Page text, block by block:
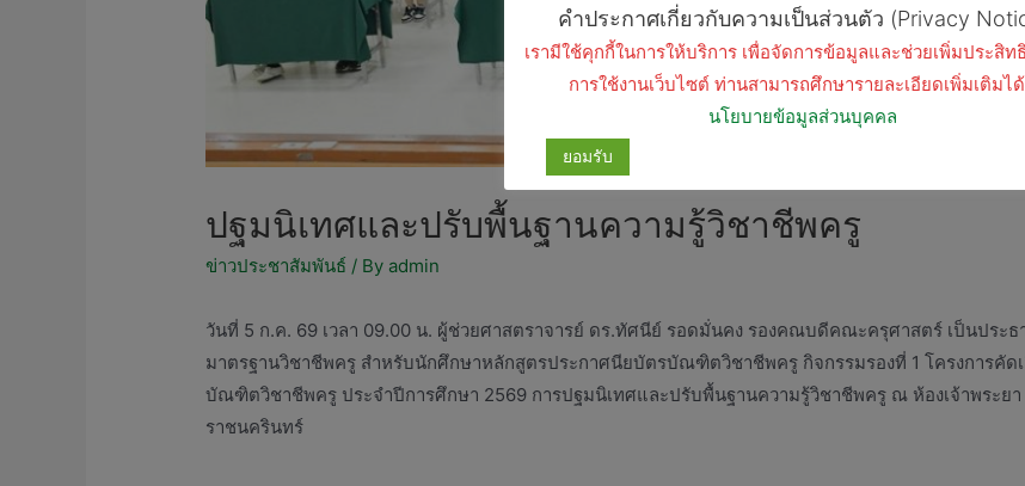
ปฐมนิเทศและปรับพื้นฐานความรู้วิชาชีพครู
ข่าวประชาสัมพันธ์ / By admin
วันที่ 5 ก.ค. 69 เวลา 09.00 น. ผู้ช่วยศาสตราจารย์ ดร.ทัศนีย์ รอดมั่นคง รองคณบดีคณะครุศาสตร์ เป็นประ
มาตรฐานวิชาชีพครู สำหรับนักศึกษาหลักสูตรประกาศนียบัตรบัณฑิตวิชาชีพครู กิจกรรมรองที่ 1 โครงการคั
บัณฑิตวิชาชีพครู ประจำปีการศึกษา 2569 การปฐมนิเทศและปรับพื้นฐานความรู้วิชาชีพครู ณ ห้องเจ้าพระ
ราชนครินทร์
คำประกาศเกี่ยวกับความเป็นส่วนตัว (Privacy
เรามีใช้คุกกี้ในการให้บริการ เพื่อจัดการข้อมูลและช่วยเพิ่มประสิท
การใช้งานเว็บไซต์ ท่านสามารถศึกษารายละเอียดเพิ่มเติมไ
นโยบายข้อมูลส่วนบุคคล
ยอมรับ